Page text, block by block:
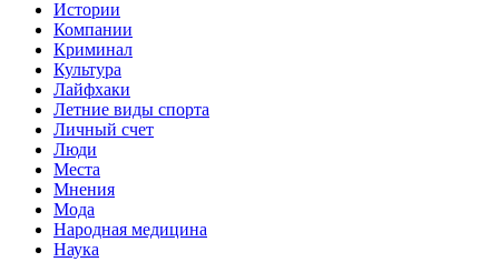
Истории
Компании
Криминал
Культура
Лайфхаки
Летние виды спорта
Личный счет
Люди
Места
Мнения
Мода
Народная медицина
Наука